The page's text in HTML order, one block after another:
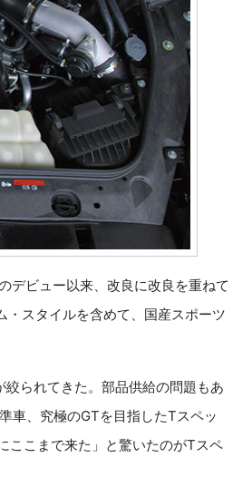
ビュー以来、改良に改良を重ねて
・スタイルを含めて、国産スポーツ
られてきた。部品供給の問題もあ
車、究極のGTを目指したTスペッ
ここまで来た」と驚いたのがTスペ